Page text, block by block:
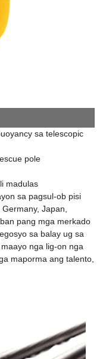
sa telescopic
pole
madulas
​​sa pagsul-ob pisi
Japan,
pang mga merkado
sa balay ug sa
nga lig-on nga
maporma ang talento,